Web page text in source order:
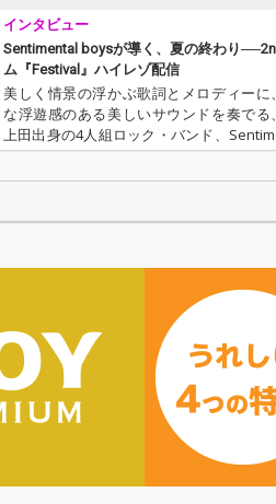
はさらに3曲のRemix
と、アコースティック
デモバージョンとして
弾き語り4曲などを加
えた、全20曲のデラッ
クスバージョンがリリ
ース。 12/26(fri)に
と、アコース
弾き語り4曲
えた、全20曲
クスバージョ
ース。 12/
紐づいたZINE
売も決定して
インタビュー
Sentimental boysが導く、夏の終わり
ム『Festival』ハイレゾ配信
美しく情景の浮かぶ歌詞とメロディーに
な浮遊感のある美しいサウンドを奏でる
上田出身の4人組ロック・バンド、
ysが2ndフル・アルバム『Festival』をリ